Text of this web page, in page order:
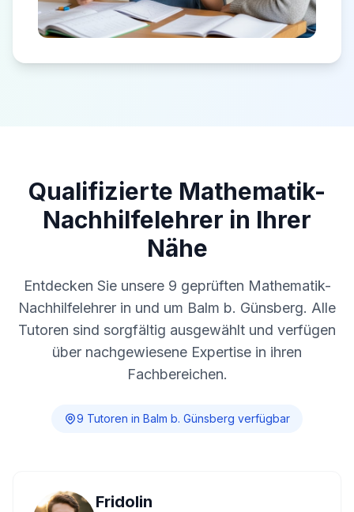
Qualifizierte Mathematik-
Nachhilfelehrer in Ihrer
Nähe
Entdecken Sie unsere 9 geprüften Mathematik-
Nachhilfelehrer in und um Balm b. Günsberg. Alle
Tutoren sind sorgfältig ausgewählt und verfügen
über nachgewiesene Expertise in ihren
Fachbereichen.
9 Tutoren in Balm b. Günsberg verfügbar
Fridolin